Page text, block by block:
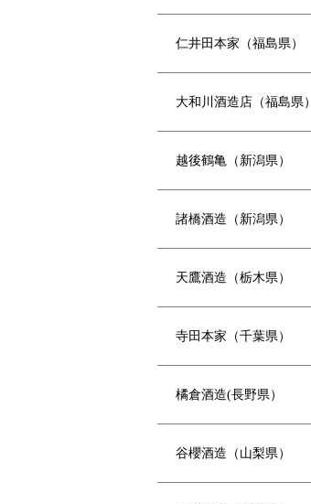
仁井田本家（福島県）
大和川酒造店（福島県）
越後鶴亀（新潟県）
諸橋酒造（新潟県）
天鷹酒造（栃木県）
寺田本家（千葉県）
橘倉酒造(長野県）
谷櫻酒造（山梨県）